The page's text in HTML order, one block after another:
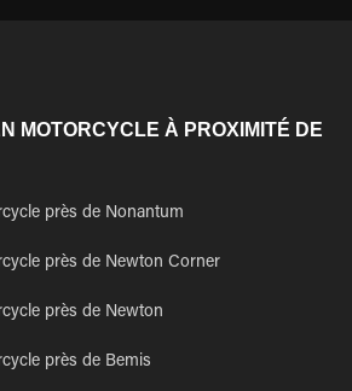
MOTORCYCLE À PROXIMITÉ DE
près de Nonantum
près de Newton Corner
près de Newton
près de Bemis